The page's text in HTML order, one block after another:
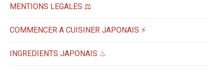
MENTIONS LEGALES ⚖️
COMMENCER A CUISINER JAPONAIS ⚡
INGREDIENTS JAPONAIS ♨